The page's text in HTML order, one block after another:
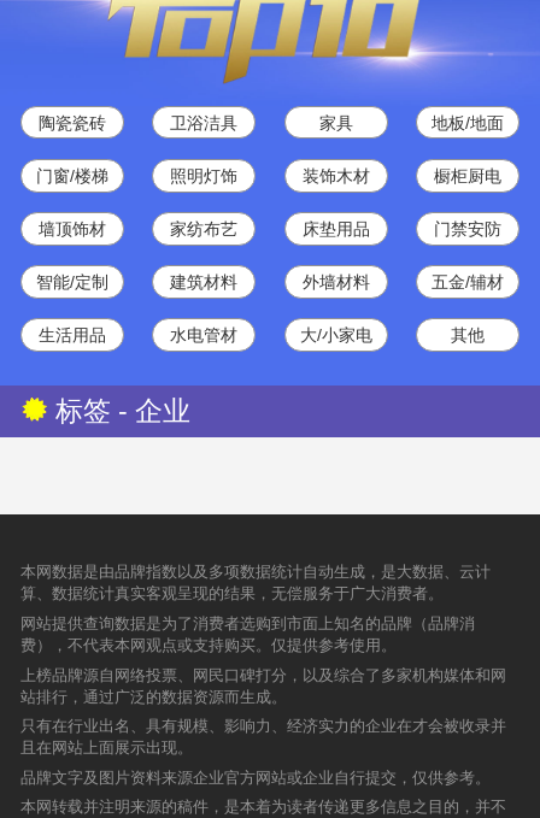
陶瓷瓷砖 卫浴洁具 家具 地板/地面
门窗/楼梯 照明灯饰 装饰木材 橱柜厨电
墙顶饰材 家纺布艺 床垫用品 门禁安防
智能/定制 建筑材料 外墙材料 五金/辅材
生活用品 水电管材 大/小家电 其他
标签 - 企业
本网数据是由品牌指数以及多项数据统计自动生成，是大数据、云计
算、数据统计真实客观呈现的结果，无偿服务于广大消费者。
网站提供查询数据是为了消费者选购到市面上知名的品牌（品牌消
费），不代表本网观点或支持购买。仅提供参考使用。
上榜品牌源自网络投票、网民口碑打分，以及综合了多家机构媒体和网
站排行，通过广泛的数据资源而生成。
只有在行业出名、具有规模、影响力、经济实力的企业在才会被收录并
且在网站上面展示出现。
品牌文字及图片资料来源企业官方网站或企业自行提交，仅供参考。
本网转载并注明来源的稿件，是本着为读者传递更多信息之目的，并不